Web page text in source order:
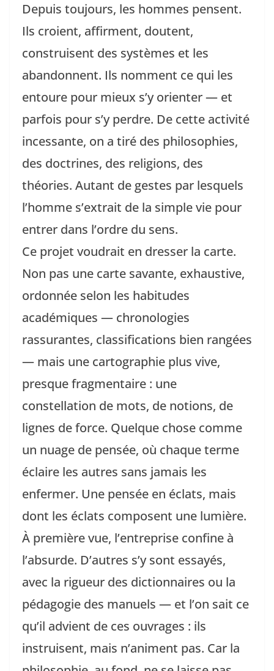
Depuis toujours, les hommes pensent.
Ils croient, affirment, doutent,
construisent des systèmes et les
abandonnent. Ils nomment ce qui les
entoure pour mieux s’y orienter — et
parfois pour s’y perdre. De cette activité
incessante, on a tiré des philosophies,
des doctrines, des religions, des
théories. Autant de gestes par lesquels
l’homme s’extrait de la simple vie pour
entrer dans l’ordre du sens.
Ce projet voudrait en dresser la carte.
Non pas une carte savante, exhaustive,
ordonnée selon les habitudes
académiques — chronologies
rassurantes, classifications bien rangées
— mais une cartographie plus vive,
presque fragmentaire : une
constellation de mots, de notions, de
lignes de force. Quelque chose comme
un nuage de pensée, où chaque terme
éclaire les autres sans jamais les
enfermer. Une pensée en éclats, mais
dont les éclats composent une lumière.
À première vue, l’entreprise confine à
l’absurde. D’autres s’y sont essayés,
avec la rigueur des dictionnaires ou la
pédagogie des manuels — et l’on sait ce
qu’il advient de ces ouvrages : ils
instruisent, mais n’animent pas. Car la